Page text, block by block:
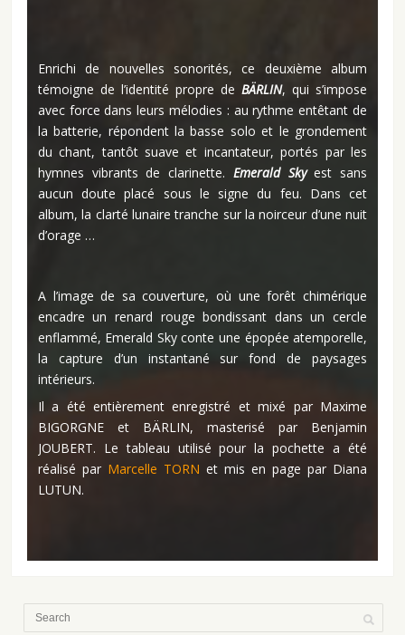
Enrichi de nouvelles sonorités, ce deuxième album
témoigne de l’identité propre deBÄRLIN, qui s’impose
avec force dans leurs mélodies : au rythme entêtant de
la batterie, répondent la basse solo et le grondement
du chant, tantôt suave et incantateur, portés par les
hymnes vibrants de clarinette. Emerald Skyest sans
aucun doute placé sous le signe du feu. Dans cet
album, la clarté lunaire tranche sur la noirceur d’une nuit
d’orage …
A l’image de sa couverture, où une forêt chimérique
encadre un renard rouge bondissant dans un cercle
enflammé, Emerald Sky conte une épopée atemporelle,
la capture d’un instantané sur fond de paysages
intérieurs.
Il a été entièrement enregistré et mixé par Maxime
BIGORGNE et BÄRLIN, masterisé par Benjamin
JOUBERT. Le tableau utilisé pour la pochette a été
réalisé par Marcelle TORN et mis en page par Diana
LUTUN.